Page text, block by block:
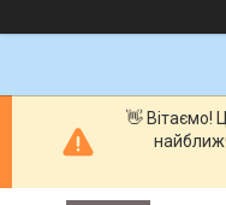
👋 Вітаємо!